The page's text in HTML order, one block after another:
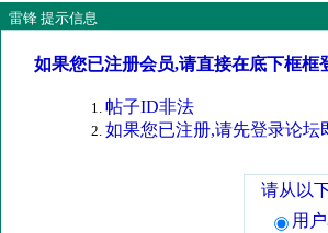
雷锋 提示信息
如果您已注册会员,请直接在底下框
帖子ID非法
如果您已注册,请先登录论坛
请从以
用